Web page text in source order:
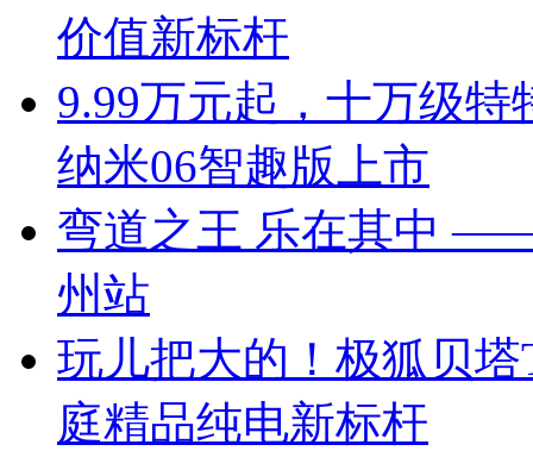
价值新标杆
9.99万元起，十万级
纳米06智趣版上市
弯道之王 乐在其中
州站
玩儿把大的！极狐贝
庭精品纯电新标杆